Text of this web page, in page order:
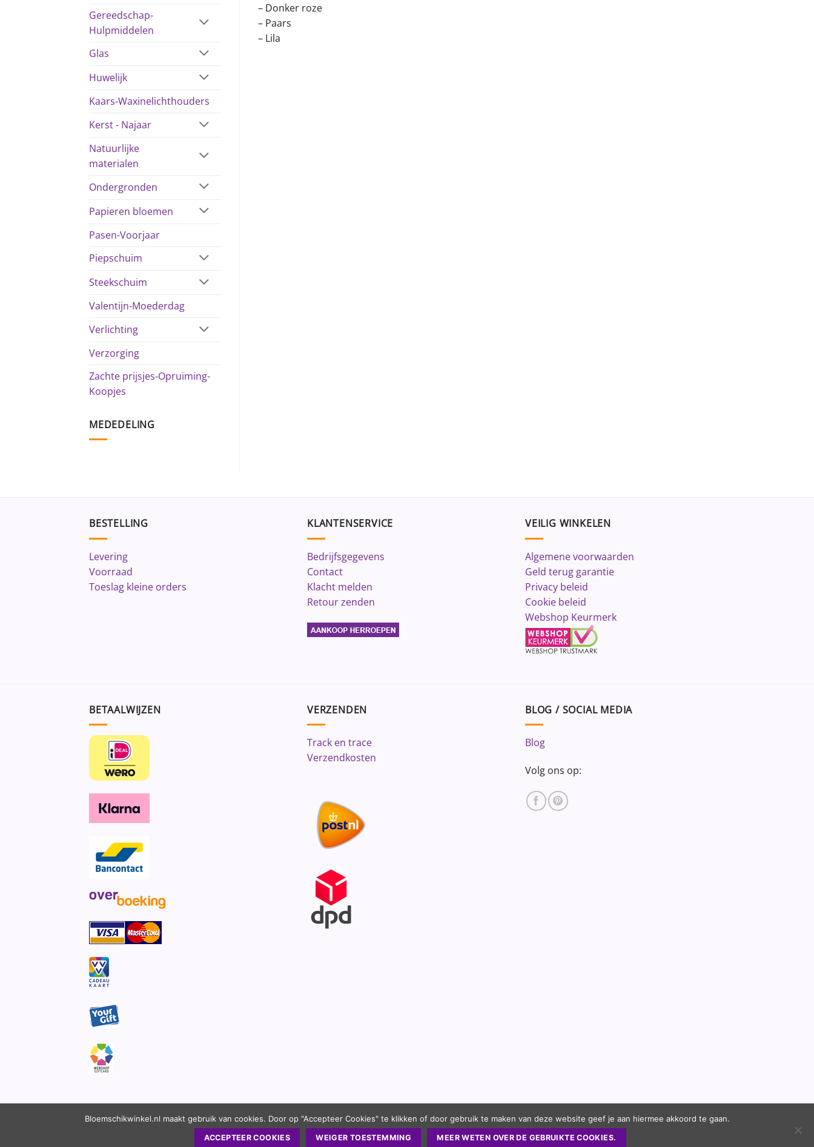
Gereedschap-
Hulpmiddelen
Glas
Huwelijk
Kaars-Waxinelichthouders
Kerst - Najaar
Natuurlijke
materialen
Ondergronden
Papieren bloemen
Pasen-Voorjaar
Piepschuim
Steekschuim
Valentijn-Moederdag
Verlichting
Verzorging
Zachte prijsjes-Opruiming-
Koopjes
MEDEDELING
– Donker roze
– Paars
– Lila
BESTELLING
Levering
Voorraad
Toeslag kleine orders
KLANTENSERVICE
Bedrijfsgegevens
Contact
Klacht melden
Retour zenden
VEILIG WINKELEN
Algemene voorwaarden
Geld terug garantie
Privacy beleid
Cookie beleid
Webshop Keurmerk
BETAALWIJZEN VERZENDEN
Track en trace
Verzendkosten
BLOG / SOCIAL MEDIA
Blog
Volg ons op:
Bloemschikwinkel
Bloemschikwinkel.nl maakt gebruik van cookies. Door op "Accepteer Cookies" te klikken of door gebruik te maken van deze website geef je aan hiermee akkoord te gaan.
ACCEPTEER COOKIES WEIGER TOESTEMMING MEER WETEN OVER DE GEBRUIKTE COOKIES.